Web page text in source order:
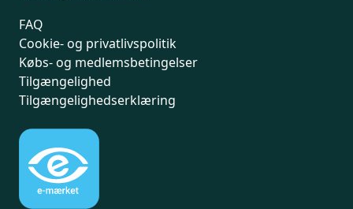
FAQ
Cookie- og privatlivspolitik
Købs- og medlemsbetingelser
Tilgængelighed
Tilgængelighedserklæring